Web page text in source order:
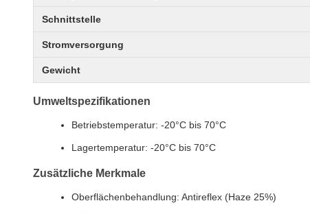
Schnittstelle
Stromversorgung
Gewicht
Umweltspezifikationen
Betriebstemperatur: -20°C bis 70°C
Lagertemperatur: -20°C bis 70°C
Zusätzliche Merkmale
Oberflächenbehandlung: Antireflex (Haze 25%)